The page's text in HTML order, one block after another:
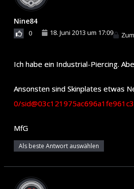
Nine84
0 18. Juni 2013 um 17:09
Ich habe ein Industrial-Piercing.
Ansonsten sind Skinplates etwas
0/
MfG
Als beste Antwort auswählen